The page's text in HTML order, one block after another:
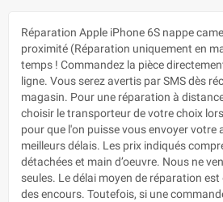
Réparation Apple iPhone 6S nappe
proximité (Réparation uniquement en
temps ! Commandez la pièce
ligne. Vous serez avertis par SMS dès
magasin. Pour une réparation à
choisir le transporteur de votre choix
pour que l'on puisse vous envoyer votre
meilleurs délais. Les prix indiqués
détachées et main d’oeuvre. Nous ne
seules. Le délai moyen de réparation
des encours. Toutefois, si une